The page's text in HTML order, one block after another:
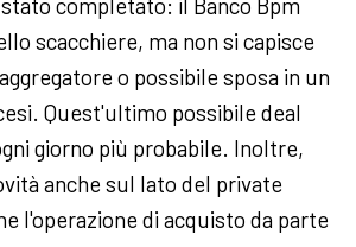
scacchiere, ma non si capisce
o possibile sposa in un
Quest'ultimo possibile deal
giorno più probabile. Inoltre,
anche sul lato del private
l'operazione di acquisto da parte